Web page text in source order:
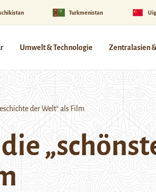
Turkmenistan
Umwelt & Technologie Zentralasien
der Welt“ als Film